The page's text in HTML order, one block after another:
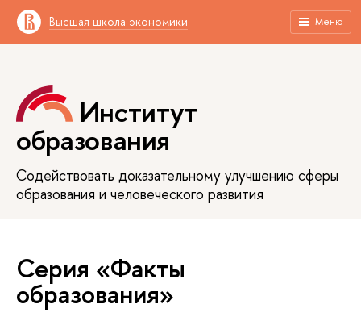
Высшая школа экономики Меню
Институт
образования
Содействовать доказательному улучшению сферы
образования и человеческого развития
Серия «Факты
образования»